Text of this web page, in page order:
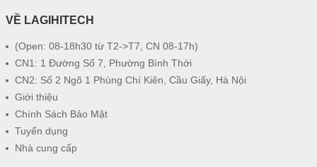
VỀ LAGIHITECH
(Open: 08-18h30 từ T2->T7, CN 08-17h)
CN1: 1 Đường Số 7, Phường Bình Thới
CN2: Số 2 Ngõ 1 Phùng Chí Kiên, Cầu Giấy, Hà Nội
Giới thiệu
Chính Sách Bảo Mật
Tuyển dụng
Nhà cung cấp